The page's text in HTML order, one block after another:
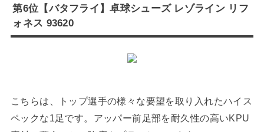
第6位【バタフライ】卓球シューズ レゾライン リフ
ォネス 93620
こちらは、トップ選手の様々な要望を取り入れたハイス
ペックな1足です。アッパー前足部を耐久性の高いKPU